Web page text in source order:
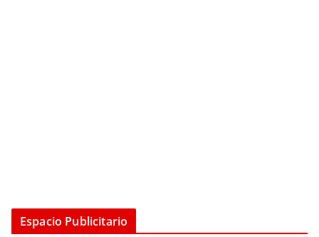
Espacio Publicitario